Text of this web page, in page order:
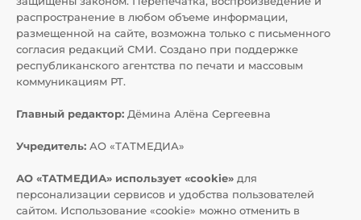
распространение в любом объеме информации,
размещенной на сайте, возможна только с письменного
согласия редакций СМИ. Создано при поддержке
республиканского агентства по печати и массовым
коммуникациям РТ.
Главный редактор: Дёмина Алёна Сергеевна
Учредитель: АО «ТАТМЕДИА»
АО «ТАТМЕДИА» использует «cookie» для
персонализации сервисов и удобства пользователей
сайтом. Использование «cookie» можно отменить в